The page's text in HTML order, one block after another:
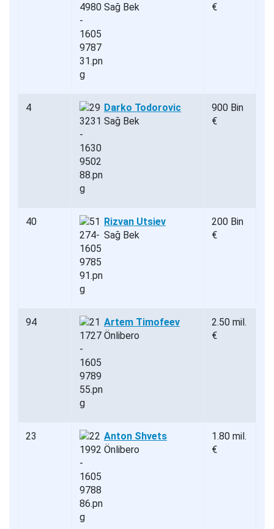
Sağ Bek
€
4
Darko Todorovic
Sağ Bek
900 Bin
€
40
Rizvan Utsiev
Sağ Bek
200 Bin
€
94
Artem Timofeev
Önlibero
2.50 mil.
€
23
Anton Shvets
Önlibero
1.80 mil.
€